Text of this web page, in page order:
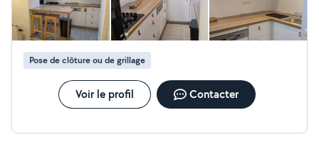
Pose de clôture ou de grillage
Voir le profil Contacter